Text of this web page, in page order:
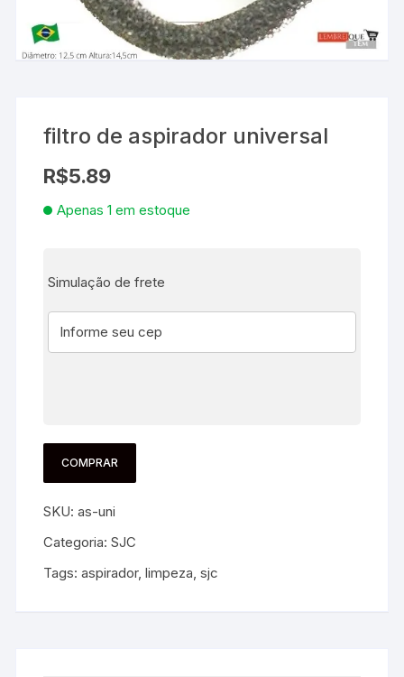
filtro de aspirador universal
R$5.89
Apenas 1 em estoque
Simulação de frete
COMPRAR
SKU:as-uni
Categoria:SJC
Tags:aspirador,limpeza ,sjc